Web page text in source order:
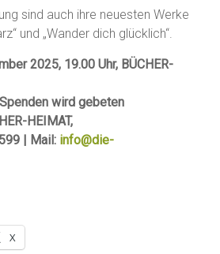
sind auch ihre neuesten Werke
und „Wander dich glücklich“.
2025, 19.00 Uhr, BÜCHER-
wird gebeten
HEIMAT,
| Mail: info@die-
X